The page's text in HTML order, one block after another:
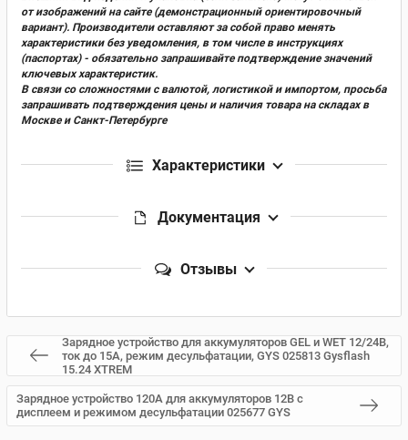
от изображений на сайте (демонстрационный ориентировочный
вариант). Производители оставляют за собой право менять
характеристики без уведомления, в том числе в инструкциях
(паспортах) - обязательно запрашивайте подтверждение значений
ключевых характеристик.
В связи со сложностями с валютой, логистикой и импортом, просьба
запрашивать подтверждения цены и наличия товара на складах в
Москве и Санкт-Петербурге
Характеристики
Документация
Отзывы
Зарядное устройство для аккумуляторов GEL и WET 12/24В,
ток до 15А, режим десульфатации, GYS 025813 Gysflash
15.24 XTREM
Зарядное устройство 120А для аккумуляторов 12В с
дисплеем и режимом десульфатации 025677 GYS